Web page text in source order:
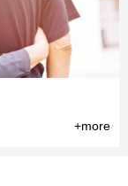
+more